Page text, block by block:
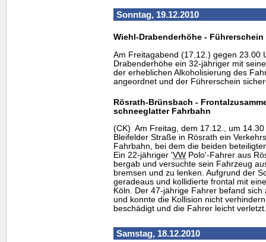
Sonntag, 19.12.2010
Wiehl-Drabenderhöhe -
Am Freitagabend (17.12.) gegen 23.00
Drabenderhöhe ein 32-jähriger mit
der erheblichen Alkoholisierung des
angeordnet und der Führerschein
Rösrath-Brünsbach -
schneeglatter Fahrbahn
(CK) Am Freitag, dem 17.12., um
Bleifelder Straße in Rösrath ein
Fahrbahn, bei dem die beiden
Ein 22-jähriger 'VW Polo'-Fahrer aus
bergab und versuchte sein Fahrzeug
bremsen und zu lenken. Aufgrund der
geradeaus und kollidierte frontal mit
Köln. Der 47-jährige Fahrer befand
und konnte die Kollision nicht
beschädigt und die Fahrer leicht verletzt.
Samstag, 18.12.2010